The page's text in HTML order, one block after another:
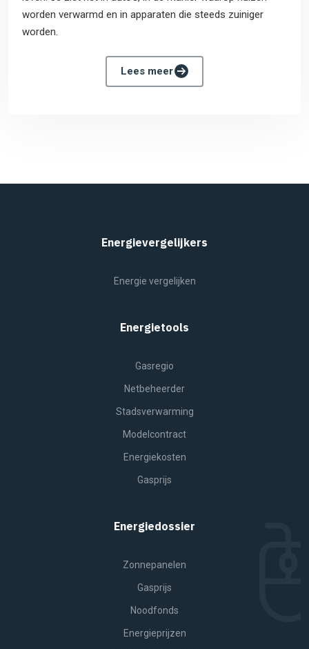
worden verwarmd en in apparaten die steeds zuiniger
worden.
Lees meer
Energievergelijkers
Energie vergelijken
Energietools
Gasregio
Netbeheerder
Stadsverwarming
Modelcontract
Energiekosten
Gasprijs
Energiedossier
Zonnepanelen
Gasprijs
Noodfonds
Energieprijzen